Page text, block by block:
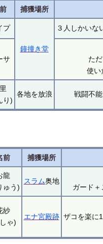
捕獲場所
プ
鐘撞き堂
３人しかいな
サ
た
使い
り)
各地を放浪 戦闘不
前 捕獲場所
龍
ゅう)
スラム奥地
ガード
紗
ゃ)
エナ宮殿跡 ザコを楽に